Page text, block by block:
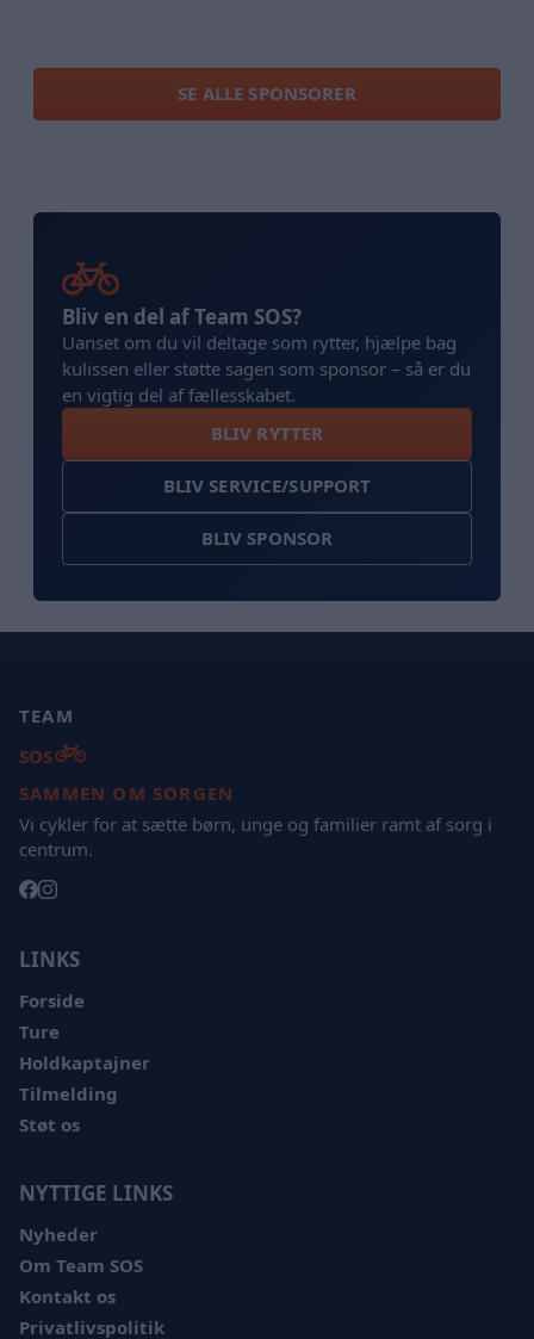
SE ALLE SPONSORER
Bliv en del af Team SOS?
Uanset om du vil deltage som rytter, hjælpe bag
kulissen eller støtte sagen som sponsor – så er du
en vigtig del af fællesskabet.
BLIV RYTTER
BLIV SERVICE/SUPPORT
BLIV SPONSOR
TEAM
SOS
SAMMEN OM SORGEN
Vi cykler for at sætte børn, unge og familier ramt af sorg i
centrum.
LINKS
Forside
Ture
Holdkaptajner
Tilmelding
Støt os
NYTTIGE LINKS
Nyheder
Om Team SOS
Kontakt os
Privatlivspolitik